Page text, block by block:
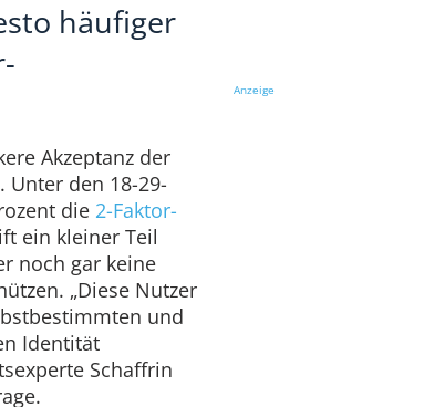
häufiger
Akzeptanz der
Unter den 18-29-
die 2-Faktor-
ein kleiner Teil
noch gar keine
„Diese Nutzer
und
Identität
Schaffrin
Anzeige